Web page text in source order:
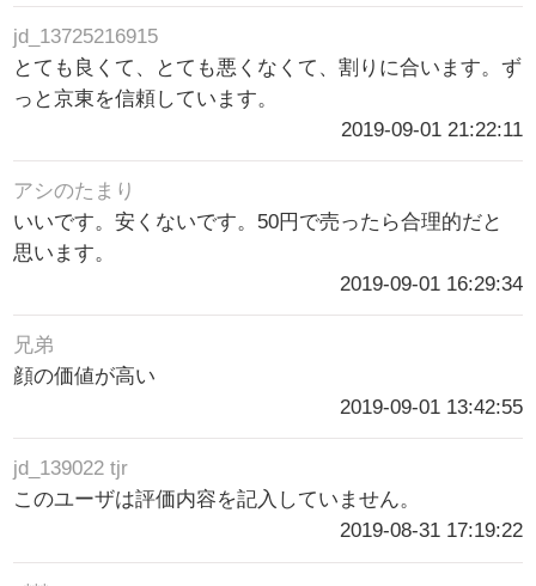
jd_13725216915
とても良くて、とても悪くなくて、割りに合います。ず
っと京東を信頼しています。
2019-09-01 21:22:11
アシのたまり
いいです。安くないです。50円で売ったら合理的だと
思います。
2019-09-01 16:29:34
兄弟
顔の価値が高い
2019-09-01 13:42:55
jd_139022 tjr
このユーザは評価内容を記入していません。
2019-08-31 17:19:22